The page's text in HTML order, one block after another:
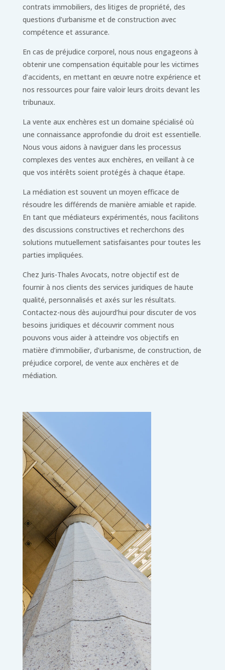
contrats immobiliers, des litiges de propriété, des
questions d’urbanisme et de construction avec
compétence et assurance.
En cas de préjudice corporel, nous nous engageons à
obtenir une compensation équitable pour les victimes
d’accidents, en mettant en œuvre notre expérience et
nos ressources pour faire valoir leurs droits devant les
tribunaux.
La vente aux enchères est un domaine spécialisé où
une connaissance approfondie du droit est essentielle.
Nous vous aidons à naviguer dans les processus
complexes des ventes aux enchères, en veillant à ce
que vos intérêts soient protégés à chaque étape.
La médiation est souvent un moyen efficace de
résoudre les différends de manière amiable et rapide.
En tant que médiateurs expérimentés, nous facilitons
des discussions constructives et recherchons des
solutions mutuellement satisfaisantes pour toutes les
parties impliquées.
Chez Juris-Thales Avocats, notre objectif est de
fournir à nos clients des services juridiques de haute
qualité, personnalisés et axés sur les résultats.
Contactez-nous dès aujourd’hui pour discuter de vos
besoins juridiques et découvrir comment nous
pouvons vous aider à atteindre vos objectifs en
matière d’immobilier, d’urbanisme, de construction, de
préjudice corporel, de vente aux enchères et de
médiation.